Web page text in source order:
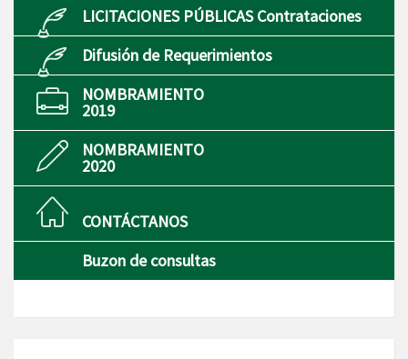
LICITACIONES PÚBLICAS Contrataciones
Difusión de Requerimientos
NOMBRAMIENTO
2019
NOMBRAMIENTO
2020
CONTÁCTANOS
Buzon de consultas